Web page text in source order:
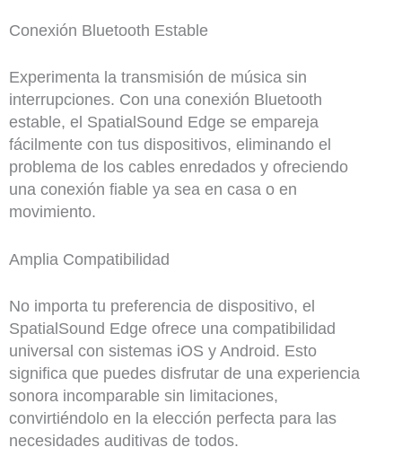
Conexión Bluetooth Estable
Experimenta la transmisión de música sin
interrupciones. Con una conexión Bluetooth
estable, el SpatialSound Edge se empareja
fácilmente con tus dispositivos, eliminando el
problema de los cables enredados y ofreciendo
una conexión fiable ya sea en casa o en
movimiento.
Amplia Compatibilidad
No importa tu preferencia de dispositivo, el
SpatialSound Edge ofrece una compatibilidad
universal con sistemas iOS y Android. Esto
significa que puedes disfrutar de una experiencia
sonora incomparable sin limitaciones,
convirtiéndolo en la elección perfecta para las
necesidades auditivas de todos.